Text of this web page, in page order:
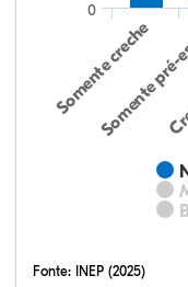
Somente creche
Somente
0
Fonte: INEP (2025)